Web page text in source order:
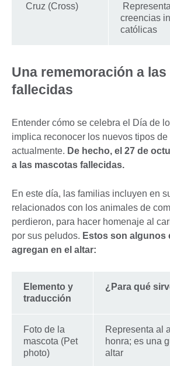
Cruz (Cross)
creencias
católicas
Una rememoración a
fallecidas
Entender cómo se celebra el Día de
implica reconocer los nuevos tipos
actualmente. De hecho, el 27 de
a las mascotas fallecidas.
En este día, las familias incluyen en
relacionados con los animales de
perdieron, para hacer homenaje al
por sus peludos. Estos son algunos
agregan en el altar:
Elemento y
traducción
¿Para qué
Foto de la
mascota (Pet
photo)
Representa al
honra; es una
altar